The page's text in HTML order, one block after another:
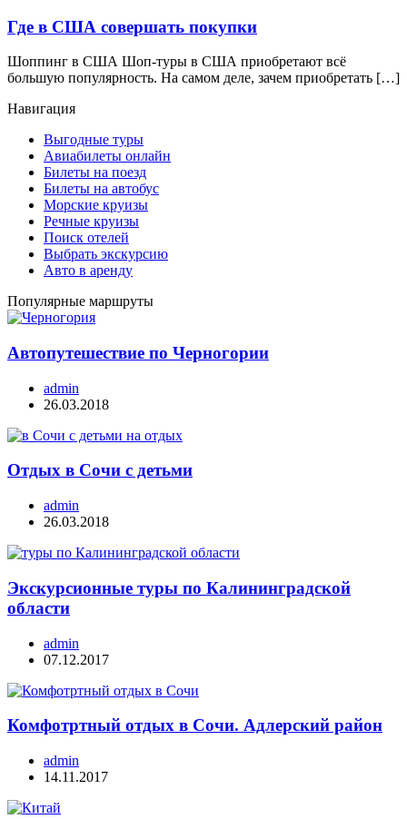
Где в США совершать покупки
Шоппинг в США Шоп-туры в США приобретают всё
большую популярность. На самом деле, зачем приобретать […]
Навигация
Выгодные туры
Авиабилеты онлайн
Билеты на поезд
Билеты на автобус
Морские круизы
Речные круизы
Поиск отелей
Выбрать экскурсию
Авто в аренду
Популярные маршруты
Автопутешествие по Черногории
admin
26.03.2018
Отдых в Сочи с детьми
admin
26.03.2018
Экскурсионные туры по Калининградской
области
admin
07.12.2017
Комфотртный отдых в Сочи. Адлерский район
admin
14.11.2017